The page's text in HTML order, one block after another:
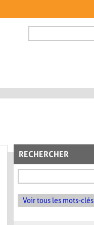
FORMULAIRE DE
RECHERCHER
Voir tous les mots-clés